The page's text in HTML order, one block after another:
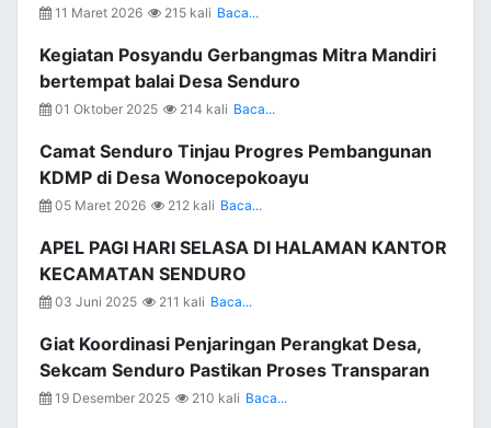
11 Maret 2026 215 kali Baca...
Kegiatan Posyandu Gerbangmas Mitra Mandiri
bertempat balai Desa Senduro
01 Oktober 2025 214 kali Baca...
Camat Senduro Tinjau Progres Pembangunan
KDMP di Desa Wonocepokoayu
05 Maret 2026 212 kali Baca...
APEL PAGI HARI SELASA DI HALAMAN KANTOR
KECAMATAN SENDURO
03 Juni 2025 211 kali Baca...
Giat Koordinasi Penjaringan Perangkat Desa,
Sekcam Senduro Pastikan Proses Transparan
19 Desember 2025 210 kali Baca...